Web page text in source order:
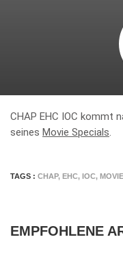
CHAP EHC IOC kommt
seines Movie Specials
TAGS : CHAP, EHC, IOC,
EMPFOHLENE